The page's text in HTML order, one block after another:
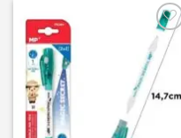
Noriu!